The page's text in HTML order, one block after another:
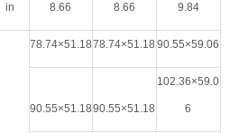
in 8.66 8.66 9.84
78.74×51.1878.74×51.18 90.55×59.06
90.55×51.1890.55×51.18
102.36×59.0
6